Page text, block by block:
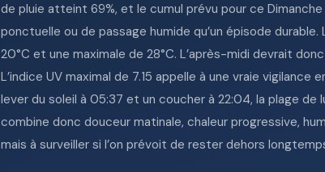
de pluie atteint 69%, et le cumul prévu pour ce
ponctuelle ou de passage humide qu’un épisode
20°C et une maximale de 28°C. L’après-midi devrait
L’indice UV maximal de 7.15 appelle à une vraie
lever du soleil à 05:37 et un coucher à 22:04, la plage
combine donc douceur matinale, chaleur progressive,
mais à surveiller si l’on prévoit de rester dehors